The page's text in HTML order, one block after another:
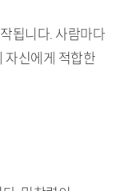
됩니다. 사람마다
자신에게 적합한